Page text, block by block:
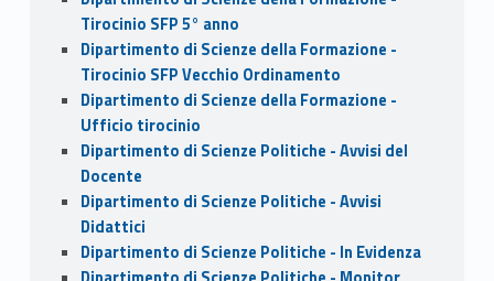
Tirocinio SFP 5° anno
Dipartimento di Scienze della Formazione -
Tirocinio SFP Vecchio Ordinamento
Dipartimento di Scienze della Formazione -
Ufficio tirocinio
Dipartimento di Scienze Politiche - Avvisi del
Docente
Dipartimento di Scienze Politiche - Avvisi
Didattici
Dipartimento di Scienze Politiche - In Evidenza